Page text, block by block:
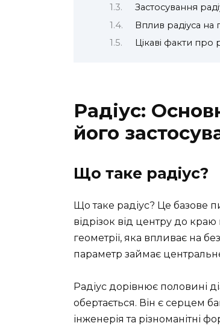
Застосування
Вплив радіуса
Цікаві факти про
Радіус:
його
Що таке радіус?
Що таке радіус? Це базове
відрізок від центру до
геометрії, яка впливає на
параметр займає
Радіус дорівнює половині
обертається. Він є серцем
інженерія та різноманітні